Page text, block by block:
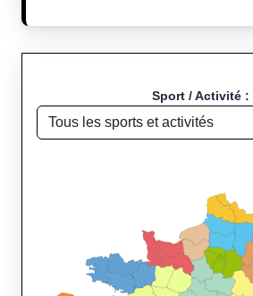
Sport / Activité :